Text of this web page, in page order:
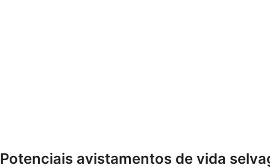
Potenciais avistamentos de vida